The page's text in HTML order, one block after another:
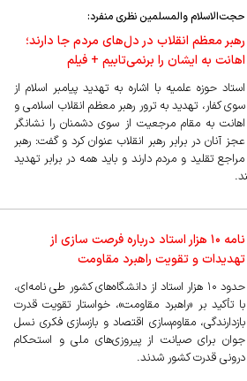
حجت‌الاسلام والمسلمین نظری منفرد:
رهبر معظم انقلاب در دل‌های مردم جا دارند؛
اهانت به ایشان را برنمی‌تابیم + فیلم
استاد حوزه علمیه با اشاره به تهدید پیامبر اسلام از
سوی کفار، تهدید به ترور رهبر معظم انقلاب اسلامی و
اهانت به مقام مرجعیت از سوی دشمنان را نشانگر
عجز آنان در برابر رهبر انقلاب عنوان کرد و گفت: رهبر
تقلید و مردم دارند و باید همه در برابر تهدید
نامه ۱۰ هزار استاد درباره فرصت سازی از
تهدیدات و تقویت راهبرد مقاومت
حدود ۱۰ هزار استاد از دانشگاه‌های کشور طی نامه‌ای،
با تأکید بر «راهبرد مقاومت»، خواستار تقویت قدرت
بازدارندگی، مقاوم‌سازی اقتصاد و بازسازی فکری نسل
جوان برای صیانت از پیروزی‌های ملی و استحکام
درونی قدرت کشور شدند.